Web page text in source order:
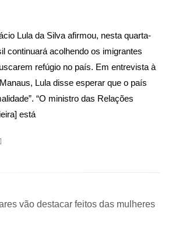
Lula da Silva afirmou, nesta quarta-
continuará acolhendo os imigrantes
refúgio no país. Em entrevista à
Lula disse esperar que o país
“O ministro das Relações
está